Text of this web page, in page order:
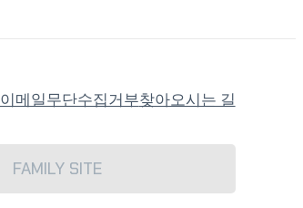
이메일무단수집거부찾아오시는 길
FAMILY SITE